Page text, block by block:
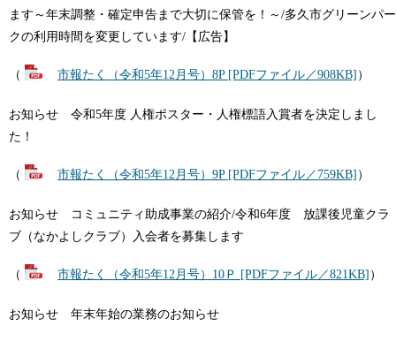
ます～年末調整・確定申告まで大切に保管を！～/多久市グリーンパー
クの利用時間を変更しています/【広告】
（ 市報たく（令和5年12月号）8P [PDFファイル／908KB] ）
お知らせ 令和5年度 人権ポスター・人権標語入賞者を決定しまし
た！
（ 市報たく（令和5年12月号）9P [PDFファイル／759KB] ）
お知らせ コミュニティ助成事業の紹介/令和6年度 放課後児童クラ
ブ（なかよしクラブ）入会者を募集します
（ 市報たく（令和5年12月号）10Ｐ [PDFファイル／821KB] ）
お知らせ 年末年始の業務のお知らせ